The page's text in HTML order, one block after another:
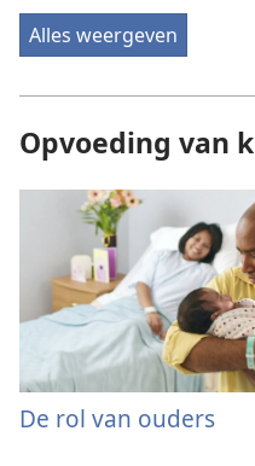
Alles weergeven
Opvoeding van
De rol van ouders